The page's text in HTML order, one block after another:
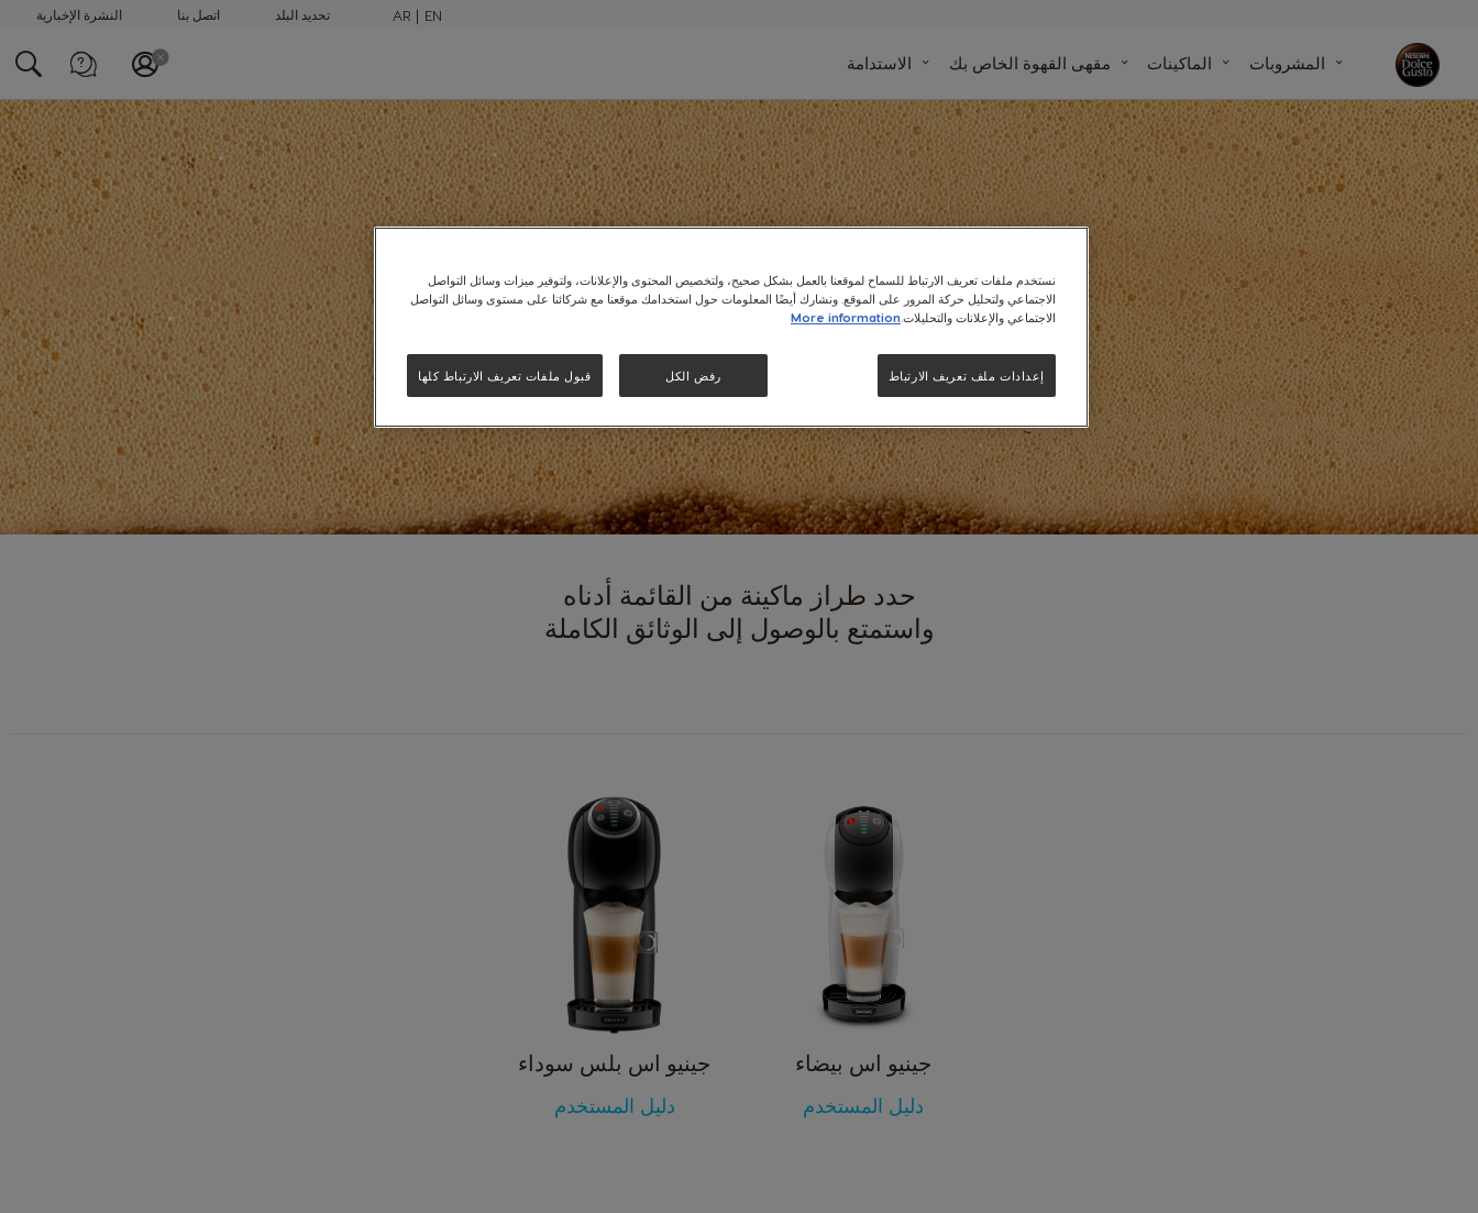
AR EN تحديد البلد اتصل بنا النشرة الإخبارية
المشروبات الماكينات
مركز مساعدة
الماكينات
مقهى القهوة الخاص بك
مقالاتنا
وصفاتنا
الاستدامة
التزاماتنا بالاستدامة مع الكوكب
الاتصال بنا عبر
الهاتف
+97148100082
دليل استخدام ماكينات
نسكافيه دولتشى غوستو
حدد طراز ماكينة من القائمة أدناه
واستمتع بالوصول إلى الوثائق الكاملة
جينيو اس بيضاء
دليل المستخدم
جينيو اس بلس سوداء
دليل المستخدم
نستخدم ملفات تعريف الارتباط للسماح لموقعنا بالعمل بشكل صحيح، ولتخصيص المحتوى والإعلانات، ولتوفير ميزات وسائل التواصل
الاجتماعي ولتحليل حركة المرور على الموقع. ونشارك أيضًا المعلومات حول استخدامك موقعنا مع شركائنا على مستوى وسائل التواصل
الاجتماعي والإعلانات والتحليلات.More information
إعدادات ملف تعريف الارتباط رفض الكل قبول ملفات تعريف الارتباط كلها